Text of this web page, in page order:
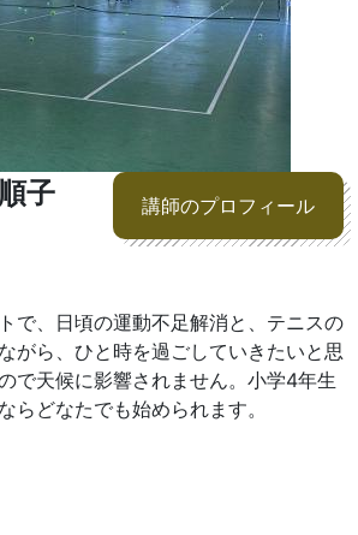
子 講師のプロフィール
で、日頃の運動不足解消と、テニスの
がら、ひと時を過ごしていきたいと思
で天候に影響されません。小学4年生
らどなたでも始められます。